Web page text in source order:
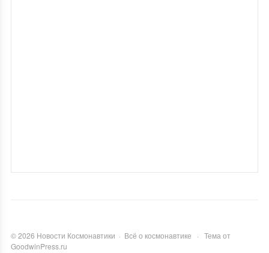
©2026 Новости Космонавтики · Всё о космонавтике · Тема от
GoodwinPress.ru